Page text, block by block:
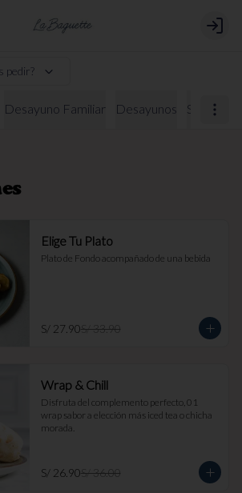
Login
pedir?
Desayuno Familiar Desayunos
Elige Tu Plato
Plato de Fondo acompañado de una bebida
S/ 27.90S/ 33.90
Wrap & Chill
Disfruta del complemento perfecto, 01
wrap sabor a elección más iced tea o chicha
morada.
S/ 26.90S/ 36.00